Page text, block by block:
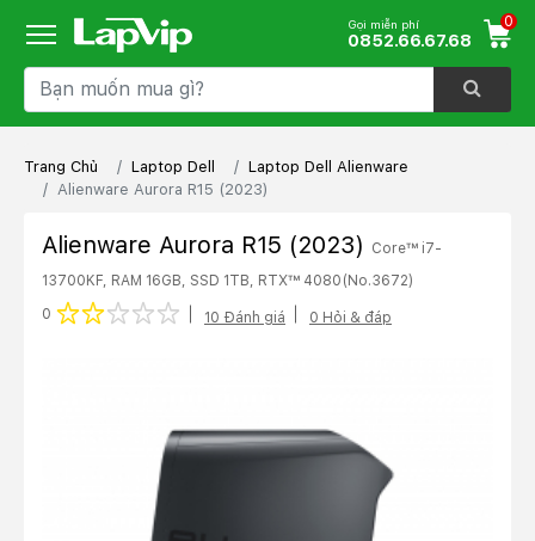
Gọi miễn phí
0852.66.67.68
0
Trang Chủ Laptop Dell
Laptop Dell Alienware
Alienware Aurora R15 (2023)
Alienware Aurora R15 (2023)
Core™ i7-
13700KF, RAM 16GB, SSD 1TB, RTX™ 4080 (No.3672)
0
5 stars
4 stars
3 stars
2 stars
1 star 10 Đánh giá 0 Hỏi & đáp